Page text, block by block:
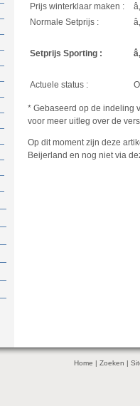
Prijs winterklaar maken :
Normale Setprijs :
Setprijs Sporting :
Actuele status :
* Gebaseerd op de indeling
voor meer uitleg over de
Op dit moment zijn deze
Beijerland en nog niet via
Home | Zoeken |